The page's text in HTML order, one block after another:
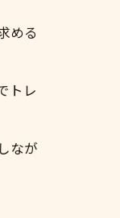
める
トレ
なが